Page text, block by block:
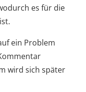
es für die
ein Problem
wird sich später